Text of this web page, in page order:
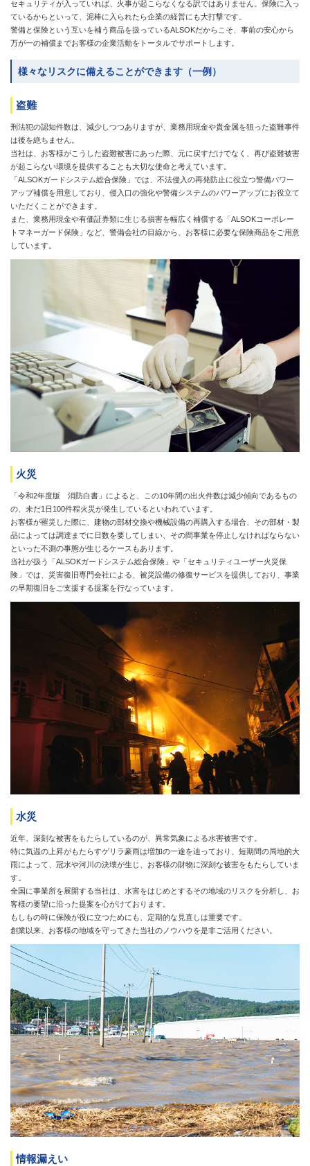
セキュリティが入っていれば、火事が起こらなくなる訳ではありません。保険に入っ
ているからといって、泥棒に入られたら企業の経営にも大打撃です。
警備と保険という互いを補う商品を扱っているALSOKだからこそ、事前の安心から
万が一の補償までお客様の企業活動をトータルでサポートします。
様々なリスクに備えることができます（一例）
盗難
刑法犯の認知件数は、減少しつつありますが、業務用現金や貴金属を狙った盗難事件
は後を絶ちません。
当社は、お客様がこうした盗難被害にあった際、元に戻すだけでなく、再び盗難被害
が起こらない環境を提供することも大切な使命と考えています。
「ALSOKガードシステム総合保険」では、不法侵入の再発防止に役立つ警備パワー
アップ補償を用意しており、侵入口の強化や警備システムのパワーアップにお役立て
いただくことができます。
また、業務用現金や有価証券類に生じる損害を幅広く補償する「ALSOKコーポレー
トマネーガード保険」など、警備会社の目線から、お客様に必要な保険商品をご用意
しています。
火災
「令和2年度版 消防白書」によると、この10年間の出火件数は減少傾向であるもの
の、未だ1日100件程火災が発生しているといわれています。
お客様が罹災した際に、建物の部材交換や機械設備の再購入する場合、その部材・製
品によっては調達までに日数を要してしまい、その間事業を停止しなければならない
といった不測の事態が生じるケースもあります。
当社が扱う「ALSOKガードシステム総合保険」や「セキュリティユーザー火災保
険」では、災害復旧専門会社による、被災設備の修復サービスを提供しており、事業
の早期復旧をご支援する提案を行なっています。
水災
近年、深刻な被害をもたらしているのが、異常気象による水害被害です。
特に気温の上昇がもたらすゲリラ豪雨は増加の一途を辿っており、短期間の局地的大
雨によって、冠水や河川の決壊が生じ、お客様の財物に深刻な被害をもたらしていま
す。
全国に事業所を展開する当社は、水害をはじめとするその地域のリスクを分析し、お
客様の要望に沿った提案を心がけております。
もしもの時に保険が役に立つためにも、定期的な見直しは重要です。
創業以来、お客様の地域を守ってきた当社のノウハウを是非ご活用ください。
情報漏えい